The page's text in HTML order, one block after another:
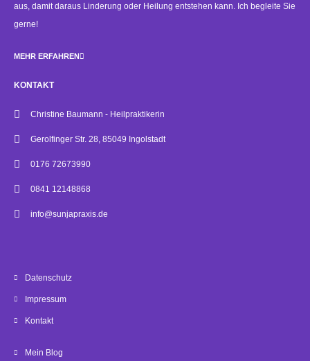
aus, damit daraus Linderung oder Heilung entstehen kann. Ich begleite Sie
gerne!
MEHR ERFAHREN
KONTAKT
Christine Baumann - Heilpraktikerin
Gerolfinger Str. 28, 85049 Ingolstadt
0176 72673990
0841 12148868
info@sunjapraxis.de
Datenschutz
Impressum
Kontakt
Mein Blog